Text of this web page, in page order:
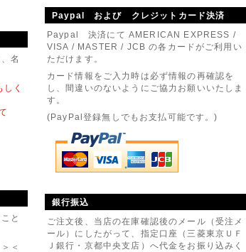
お願いいたします。
日
り桐箱とお箸のセット』新発売
名
く
と
＜
Paypal および クレジットカード決済
Paypal 決済にて AMERICAN EXPRESS /
VISA / MASTER / JCB の各カードがご利用い
ただけます。
カード情報をご入力時は必ず情報の再確認を
し、間違いのないようにご協力お願いいたしま
す。
(PayPal登録無しでもお支払可能です。)
銀行振込
ご注文後、当店の在庫確認後のメール（受注メ
ール）にしたがって、指定口座（三菱東京ＵＦ
Ｊ銀行・京都中央支店）へ代金をお振り込みく